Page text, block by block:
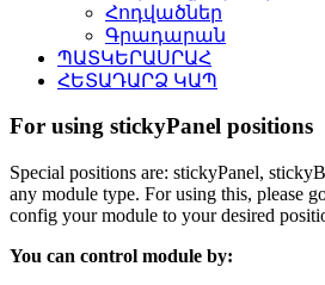
Հոդվածներ
Գրադարան
ՊԱՏԿԵՐԱՍՐԱՀ
ՀԵՏԱԴԱՐՁ ԿԱՊ
For using stickyPanel positions
Special positions are: stickyPanel,
any module type. For using this, please
config your module to your desired
You can control module by: